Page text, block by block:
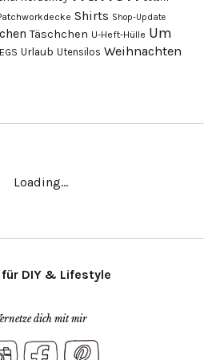
Shirts Shop-Update
Täschchen U-Heft-Hülle Um
Urlaub Utensilos Weihnachten
Loading...
DIY & Lifestyle
dich mit mir